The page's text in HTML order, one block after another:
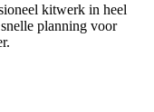
kitwerk in heel
planning voor